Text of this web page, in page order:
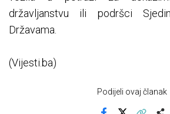
državljanstvu ili podršci
Državama.
(Vijesti.ba)
Podijeli ovaj članak